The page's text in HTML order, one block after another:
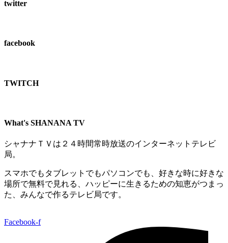
twitter
facebook
TWITCH​
What's SHANANA TV
シャナナＴＶは２４時間常時放送のインターネットテレビ
局。
スマホでもタブレットでもパソコンでも、好きな時に好きな
場所で無料で見れる、 ハッピーに生きるための知恵がつまっ
た、みんなで作るテレビ局です。
Facebook-f